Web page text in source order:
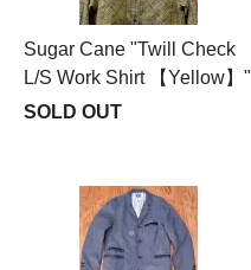
Sugar Cane "Twill Check
L/S Work Shirt 【Yellow】"
SOLD OUT